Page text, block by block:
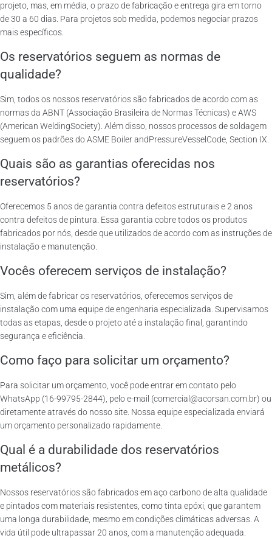
projeto, mas, em média, o prazo de fabricação e entrega gira em torno
de 30 a 60 dias. Para projetos sob medida, podemos negociar prazos
mais específicos.
Os reservatórios seguem as normas de
qualidade?
Sim, todos os nossos reservatórios são fabricados de acordo com as
normas da ABNT (Associação Brasileira de Normas Técnicas) e AWS
(American WeldingSociety). Além disso, nossos processos de soldagem
seguem os padrões do ASME Boiler andPressureVesselCode, Section IX.
Quais são as garantias oferecidas nos
reservatórios?
Oferecemos 5 anos de garantia contra defeitos estruturais e 2 anos
contra defeitos de pintura. Essa garantia cobre todos os produtos
fabricados por nós, desde que utilizados de acordo com as instruções de
instalação e manutenção.
Vocês oferecem serviços de instalação?
Sim, além de fabricar os reservatórios, oferecemos serviços de
instalação com uma equipe de engenharia especializada. Supervisamos
todas as etapas, desde o projeto até a instalação final, garantindo
segurança e eficiência.
Como faço para solicitar um orçamento?
Para solicitar um orçamento, você pode entrar em contato pelo
WhatsApp (16-99795-2844), pelo e-mail (comercial@acorsan.com.br) ou
diretamente através do nosso site. Nossa equipe especializada enviará
um orçamento personalizado rapidamente.
Qual é a durabilidade dos reservatórios
metálicos?
Nossos reservatórios são fabricados em aço carbono de alta qualidade
e pintados com materiais resistentes, como tinta epóxi, que garantem
uma longa durabilidade, mesmo em condições climáticas adversas. A
vida útil pode ultrapassar 20 anos, com a manutenção adequada.